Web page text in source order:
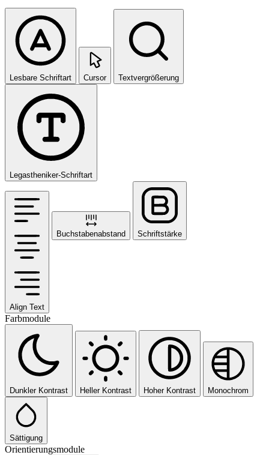
Lesbare Schriftart Cursor Textvergrößerung
Legastheniker-Schriftart
Align Text
Buchstabenabstand Schriftstärke
Farbmodule
Dunkler Kontrast Heller Kontrast Hoher Kontrast Monochrom
Sättigung
Orientierungsmodule